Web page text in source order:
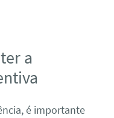
a
é importante